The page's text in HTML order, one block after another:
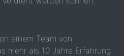
einem Team von
mehr als 10 Jahre Erfahrung